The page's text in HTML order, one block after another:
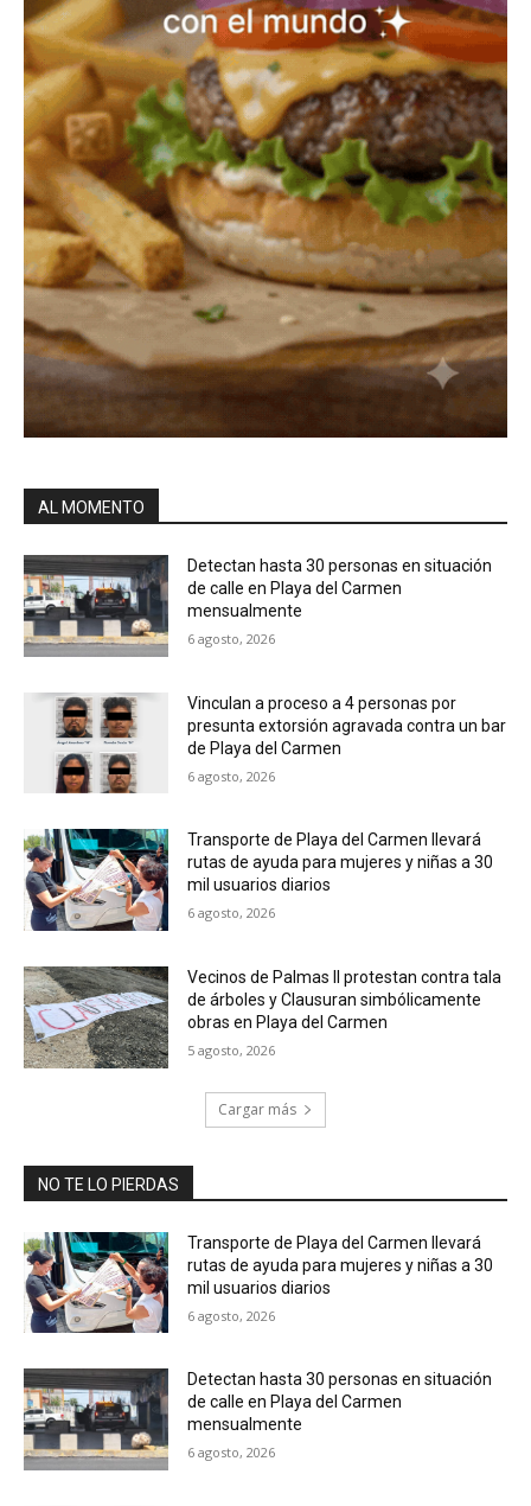
AL MOMENTO
Detectan hasta 30 personas en situación
de calle en Playa del Carmen
mensualmente
6 agosto, 2026
Vinculan a proceso a 4 personas por
presunta extorsión agravada contra un bar
de Playa del Carmen
6 agosto, 2026
Transporte de Playa del Carmen llevará
rutas de ayuda para mujeres y niñas a 30
mil usuarios diarios
6 agosto, 2026
Vecinos de Palmas II protestan contra tala
de árboles y Clausuran simbólicamente
obras en Playa del Carmen
5 agosto, 2026
Cargar más
NO TE LO PIERDAS
Transporte de Playa del Carmen llevará
rutas de ayuda para mujeres y niñas a 30
mil usuarios diarios
6 agosto, 2026
Detectan hasta 30 personas en situación
de calle en Playa del Carmen
mensualmente
6 agosto, 2026